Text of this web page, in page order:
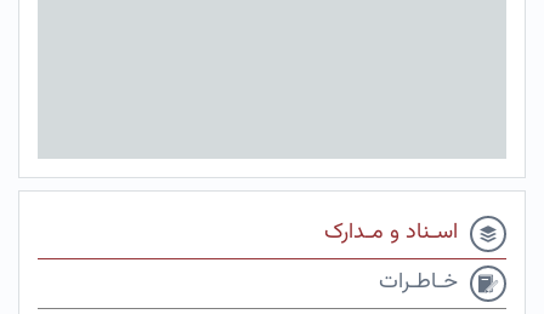
اسـناد و مـدارک
خـاطـرات